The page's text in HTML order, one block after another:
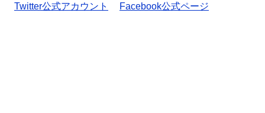
Twitter公式アカウント
Facebook公式ページ